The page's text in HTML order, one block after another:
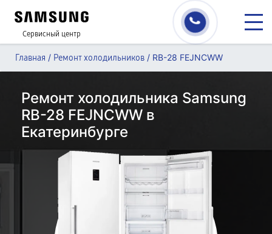
Сервисный центр
Главная / Ремонт холодильников / RB-28 FEJNCWW
Ремонт холодильника Samsung
RB-28 FEJNCWW в
Екатеринбурге